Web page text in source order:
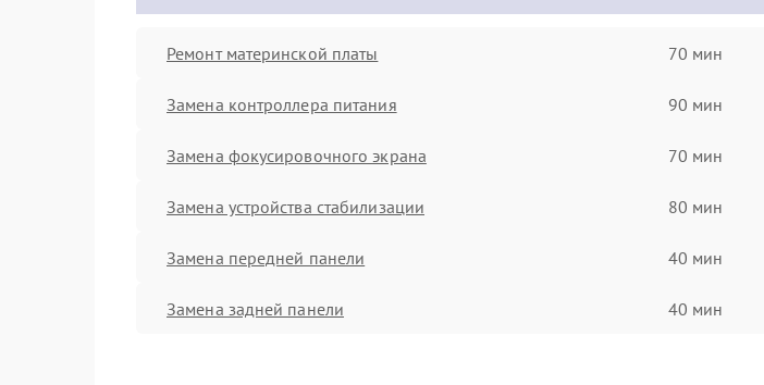
Ремонт материнской платы 70 мин
Замена контроллера питания 90 мин
Замена фокусировочного экрана 70 мин
Замена устройства стабилизации 80 мин
Замена передней панели 40 мин
Замена задней панели 40 мин